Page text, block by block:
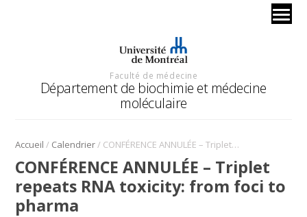
Faculté de médecine
Département de biochimie et médecine
moléculaire
Accueil / Calendrier/ CONFÉRENCE ANNULÉE – Triplet repeats RNA toxicity: from foci to pharma
CONFÉRENCE ANNULÉE – Triplet
repeats RNA toxicity: from foci to
pharma